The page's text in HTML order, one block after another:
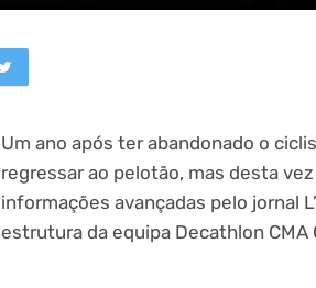
Um ano após ter abandonado o
regressar ao pelotão, mas desta
informações avançadas pelo jornal
estrutura da equipa Decathlon CMA